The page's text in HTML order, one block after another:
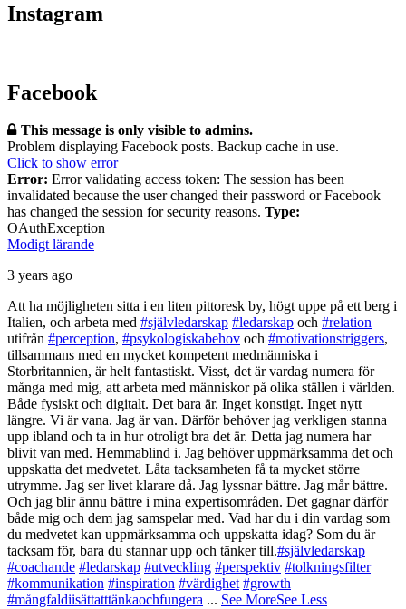
Instagram
Facebook
This message is only visible to admins.
Problem displaying Facebook posts. Backup cache in use.
Click to show error
Error: Error validating access token: The session has been
invalidated because the user changed their password or Facebook
has changed the session for security reasons. Type:
OAuthException
Modigt lärande
3 years ago
Att ha möjligheten sitta i en liten pittoresk by, högt uppe på ett berg i
Italien, och arbeta med #självledarskap #ledarskap och #relation
utifrån #perception, #psykologiskabehov och #motivationstriggers,
tillsammans med en mycket kompetent medmänniska i
Storbritannien, är helt fantastiskt. Visst, det är vardag numera för
många med mig, att arbeta med människor på olika ställen i världen.
Både fysiskt och digitalt. Det bara är. Inget konstigt. Inget nytt
längre. Vi är vana. Jag är van. Därför behöver jag verkligen stanna
upp ibland och ta in hur otroligt bra det är. Detta jag numera har
blivit van med. Hemmablind i. Jag behöver uppmärksamma det och
uppskatta det medvetet. Låta tacksamheten få ta mycket större
utrymme. Jag ser livet klarare då. Jag lyssnar bättre. Jag mår bättre.
Och jag blir ännu bättre i mina expertisområden. Det gagnar därför
både mig och dem jag samspelar med. Vad har du i din vardag som
du medvetet kan uppmärksamma och uppskatta idag? Som du är
tacksam för, bara du stannar upp och tänker till.#självledarskap
#coachande #ledarskap #utveckling #perspektiv #tolkningsfilter
#kommunikation #inspiration #värdighet #growth
#mångfaldiisättatttänkaochfungera ... See MoreSee Less